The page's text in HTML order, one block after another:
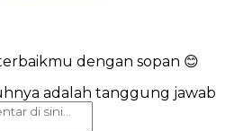
dengan sopan 😊
adalah tanggung jawab